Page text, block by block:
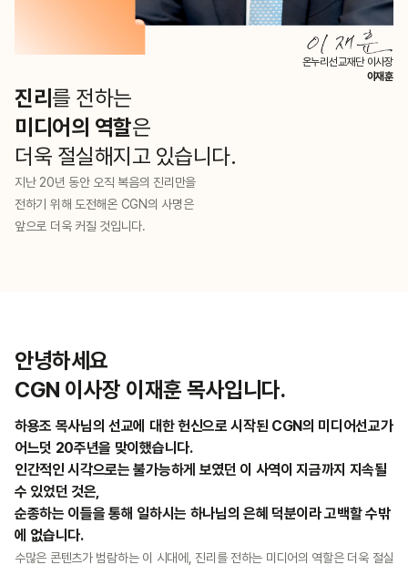
온누리선교재단 이사장
이재훈
진리를 전하는
미디어의 역할은
더욱 절실해지고 있습니다.
지난 20년 동안 오직 복음의 진리만을
전하기 위해 도전해온 CGN의 사명은
앞으로 더욱 커질 것입니다.
안녕하세요
CGN 이사장 이재훈 목사입니다.
하용조 목사님의 선교에 대한 헌신으로 시작된 CGN의 미디어선교가
어느덧 20주년을 맞이했습니다.
인간적인 시각으로는 불가능하게 보였던 이 사역이 지금까지 지속될
수 있었던 것은,
순종하는 이들을 통해 일하시는 하나님의 은혜 덕분이라 고백할 수밖
에 없습니다.
수많은 콘텐츠가 범람하는 이 시대에, 진리를 전하는 미디어의 역할은 더욱 절실